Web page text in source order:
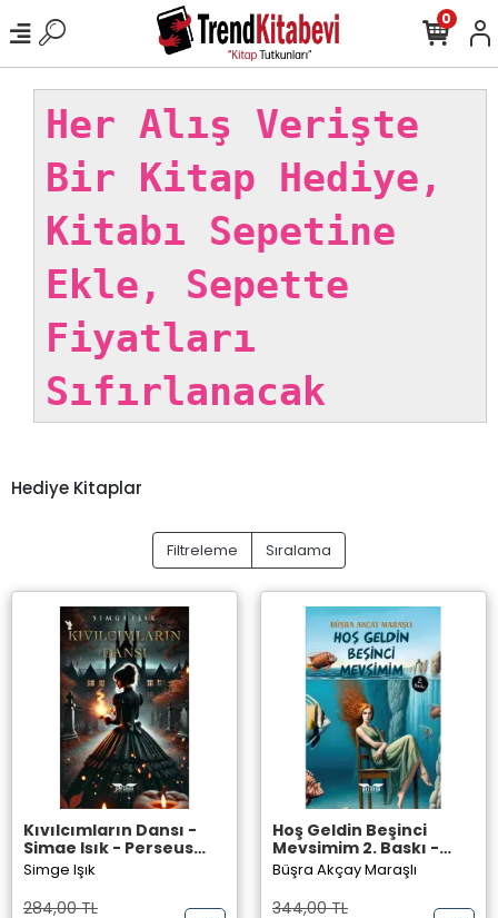
0
Her Alış Verişte
Bir Kitap Hediye,
Kitabı Sepetine
Ekle, Sepette
Fiyatları
Sıfırlanacak
Hediye Kitaplar
Filtreleme Sıralama
Kıvılcımların Dansı -
Simge Işık - Perseus
Yayınevi -
Simge Işık
284,00 TL
Hoş Geldin Beşinci
Mevsimim 2. Baskı -
Büşra Akçay Maraşlı -
Perseus Yayınevi -
Büşra Akçay Maraşlı
344,00 TL